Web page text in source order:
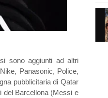
sono aggiunti ad altri
Panasonic, Police,
pubblicitaria di Qatar
del Barcellona (Messi e